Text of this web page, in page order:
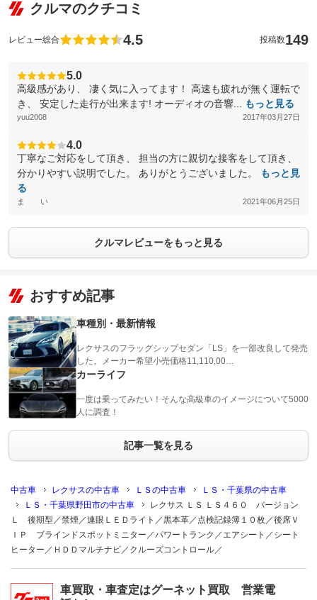
クルマのクチコミ
レビュー総合 4.5 投稿数149
5.0
高級感があり、 凄く気に入ってます！ 高速も疲れが無く運転で
き、 安定した走行が出来ます! オーディオの音響...
もっと見る
yuu2008 2017年03月27日
4.0
丁寧なご対応をして頂き、 担当の方に親切な接客をして頂き、
分かりやすい説明でした。 ありがとうございました。
もっと見
る
ま い 2021年06月25日
クルマレビューをもっと見る
おすすめ記事
車種別・最新情報
レクサスのフラッグシップセダン「LS」を一部改良して発売
した。メーカー希望小売価格11,110,00…
カーライフ
一度は乗ってみたい！そんな高級車のイメージについて5000
人に調査！
記事一覧を見る
中古車 レクサスの中古車 ＬＳの中古車
ＬＳ・千葉県の中古車
ＬＳ・千葉県野田市の中古車
レクサス ＬＳ ＬＳ４６０ バージョン
Ｌ 後期型／禁煙／連眼ＬＥＤライト／黒本革／点検記録簿１０枚／後席Ｖ
ＩＰ ブラインドスポットミニター／パワートランク／エアシート／シート
ヒーター／ＨＤＤマルチナビ／クルーズコントロール／
車買取・車査定はグーネット買取 営業電